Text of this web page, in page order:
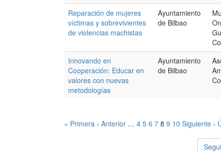
Reparación de mujeres
víctimas y sobrevivientes
de violencias machistas
Ayuntamiento
de Bilbao
Innovando en
Cooperación: Educar en
valores con nuevas
metodologías
Ayuntamiento
de Bilbao
« Primera ‹ Anterior … 4 5 6 7 8 9 10 Siguiente ›